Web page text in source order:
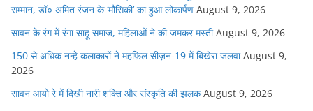
सम्मान, डॉ० अमित रंजन के ‘मौसिकी’ का हुआ लोकार्पण August 9, 2026
सावन के रंग में रंगा साहू समाज, महिलाओं ने की जमकर मस्ती August 9, 2026
150 से अधिक नन्हे कलाकारों ने महफ़िल सीज़न-19 में बिखेरा जलवा August 9,
2026
सावन आयो रे में दिखी नारी शक्ति और संस्कृति की झलक August 9, 2026